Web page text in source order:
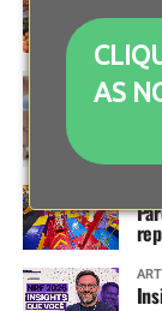
AS
de